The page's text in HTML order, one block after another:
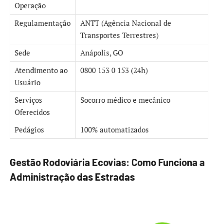
Operação
Regulamentação
ANTT (Agência Nacional de
Transportes Terrestres)
Sede
Anápolis, GO
Atendimento ao
Usuário
0800 153 0 153 (24h)
Serviços
Oferecidos
Socorro médico e mecânico
Pedágios 100% automatizados
Gestão Rodoviária Ecovias: Como Funciona a
Administração das Estradas